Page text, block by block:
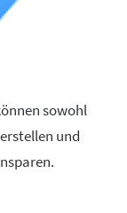
sowohl
und